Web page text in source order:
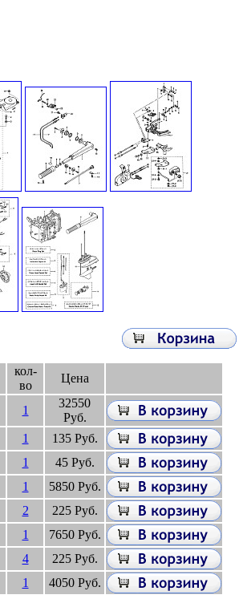
кол-
во
Цена
1
32550
Руб.
1
135 Руб.
1
45 Руб.
1
5850 Руб.
2
225 Руб.
1
7650 Руб.
4
225 Руб.
1
4050 Руб.